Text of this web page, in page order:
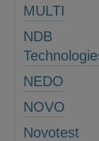
MULTI
NDB
NEDO
NOVO
Novotest